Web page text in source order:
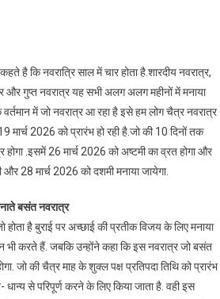
है कि नवरात्रि साल में चार होता है.शारदीय नवरात्र,
और गुप्त नवरात्र यह सभी अलग अलग महीनों में मनाया
में जो नवरात्र आ रहा है इसे हम लोग चैत्र नवरात्र
2026 को प्रारंभ हो रही है.जो की 10 दिनों तक
.इसमें 26 मार्च 2026 को अष्टमी का व्रत होगा और
और 28 मार्च 2026 को दशमी मनाया जायेगा.
बसंत नवरात्र
होता है बुराई पर अच्छाई की प्रतीक विजय के लिए मनाया
भी करते हैं. जबकि उन्होंने कहा कि इस नवरात्र जो बसंत
जो की चैत्र माह के शुक्ल पक्ष प्रतिपदा तिथि को प्रारंभ
से परिपूर्ण करने के लिए किया जाता है. वही इस